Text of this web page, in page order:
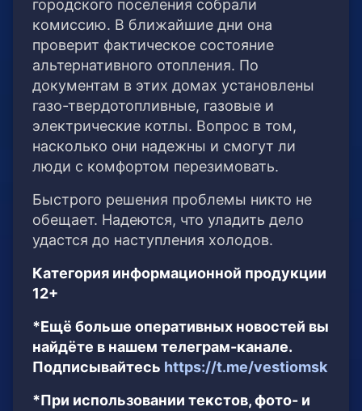
городского поселения собрали
комиссию. В ближайшие дни она
проверит фактическое состояние
альтернативного отопления. По
документам в этих домах установлены
газо-твердотопливные, газовые и
электрические котлы. Вопрос в том,
насколько они надежны и смогут ли
люди с комфортом перезимовать.
Быстрого решения проблемы никто не
обещает. Надеются, что уладить дело
удастся до наступления холодов.
Категория информационной продукции
12+
*Ещё больше оперативных новостей вы
найдёте в нашем телеграм-канале.
Подписывайтесь https://t.me/vestiomsk
*При использовании текстов, фото- и